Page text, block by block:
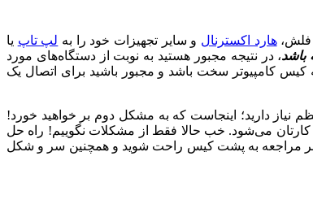
فلش،هارد اکسترنال و سایر تجهیزات خود را به لپ تاپ یا
باشد، در نتیجه مجبور هستید به نوبت از دستگاه‌های مورد
کامپیوتر سخت باشد و مجبور باشید برای اتصال یک
نیاز دارید؛ اینجاست که به مشکل دوم بر خواهید خورد!
می‌شود. خب حالا فقط از مشکلات نگوییم! راه حل
شر مراجعه به پشت کیس راحت شوید و همچنین سر و شکل